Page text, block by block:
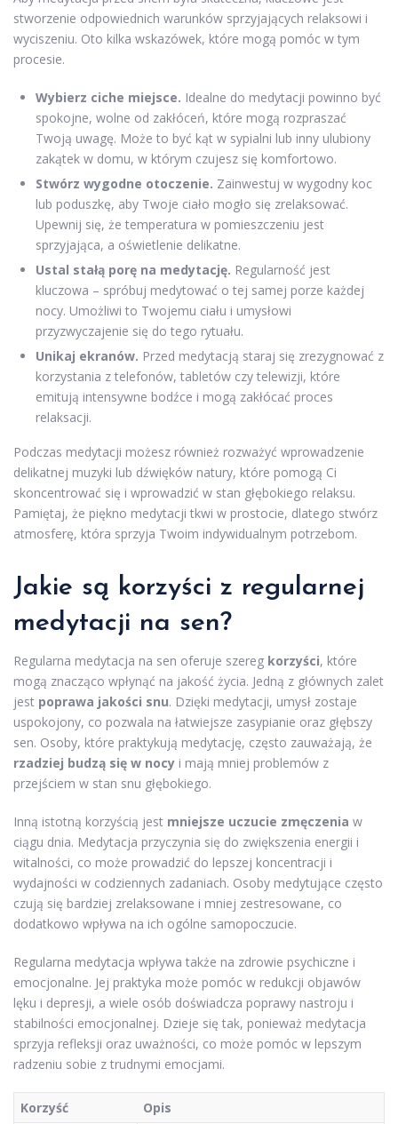
stworzenie odpowiednich warunków sprzyjających relaksowi i
wyciszeniu. Oto kilka wskazówek, które mogą pomóc w tym
procesie.
Wybierz ciche miejsce. Idealne do medytacji powinno być
spokojne, wolne od zakłóceń, które mogą rozpraszać
Twoją uwagę. Może to być kąt w sypialni lub inny ulubiony
zakątek w domu, w którym czujesz się komfortowo.
Stwórz wygodne otoczenie. Zainwestuj w wygodny koc
lub poduszkę, aby Twoje ciało mogło się zrelaksować.
Upewnij się, że temperatura w pomieszczeniu jest
sprzyjająca, a oświetlenie delikatne.
Ustal stałą porę na medytację. Regularność jest
kluczowa – spróbuj medytować o tej samej porze każdej
nocy. Umożliwi to Twojemu ciału i umysłowi
przyzwyczajenie się do tego rytuału.
Unikaj ekranów. Przed medytacją staraj się zrezygnować z
korzystania z telefonów, tabletów czy telewizji, które
emitują intensywne bodźce i mogą zakłócać proces
relaksacji.
Podczas medytacji możesz również rozważyć wprowadzenie
delikatnej muzyki lub dźwięków natury, które pomogą Ci
skoncentrować się i wprowadzić w stan głębokiego relaksu.
Pamiętaj, że piękno medytacji tkwi w prostocie, dlatego stwórz
atmosferę, która sprzyja Twoim indywidualnym potrzebom.
Jakie są korzyści z regularnej
medytacji na sen?
Regularna medytacja na sen oferuje szereg korzyści, które
mogą znacząco wpłynąć na jakość życia. Jedną z głównych zalet
jest poprawa jakości snu. Dzięki medytacji, umysł zostaje
uspokojony, co pozwala na łatwiejsze zasypianie oraz głębszy
sen. Osoby, które praktykują medytację, często zauważają, że
rzadziej budzą się w nocy i mają mniej problemów z
przejściem w stan snu głębokiego.
Inną istotną korzyścią jest mniejsze uczucie zmęczenia w
ciągu dnia. Medytacja przyczynia się do zwiększenia energii i
witalności, co może prowadzić do lepszej koncentracji i
wydajności w codziennych zadaniach. Osoby medytujące często
czują się bardziej zrelaksowane i mniej zestresowane, co
dodatkowo wpływa na ich ogólne samopoczucie.
Regularna medytacja wpływa także na zdrowie psychiczne i
emocjonalne. Jej praktyka może pomóc w redukcji objawów
lęku i depresji, a wiele osób doświadcza poprawy nastroju i
stabilności emocjonalnej. Dzieje się tak, ponieważ medytacja
sprzyja refleksji oraz uważności, co może pomóc w lepszym
radzeniu sobie z trudnymi emocjami.
Korzyść Opis